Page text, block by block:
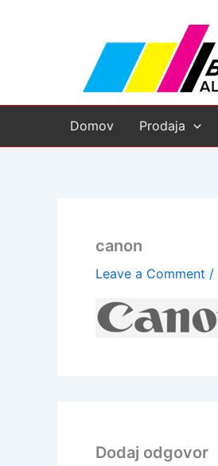
Domov Prodaja
canon
Leave a Comment /
Dodaj odgovor